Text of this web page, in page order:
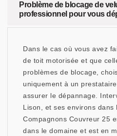
Problème de blocage de
professionnel pour vous
Dans le cas où vous avez
de toit motorisée et que
problèmes de blocage,
uniquement à un
assurer le dépannage.
Lison, et ses environs dans
Compagnons Couvreur 25
dans le domaine et est en